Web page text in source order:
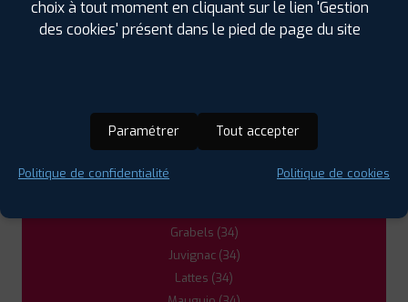
Baillargues (34)
Balaruc-les-Bains (34)
Cournonterral (34)
Grabels (34)
Juvignac (34)
Lattes (34)
choix à tout moment en cliquant sur le lien 'Gestion
des cookies' présent dans le pied de page du site
Paramétrer Tout accepter
Politique de confidentialité Politique de cookies